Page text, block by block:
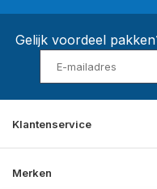
Gelijk voordeel
Klantenservice
Merken